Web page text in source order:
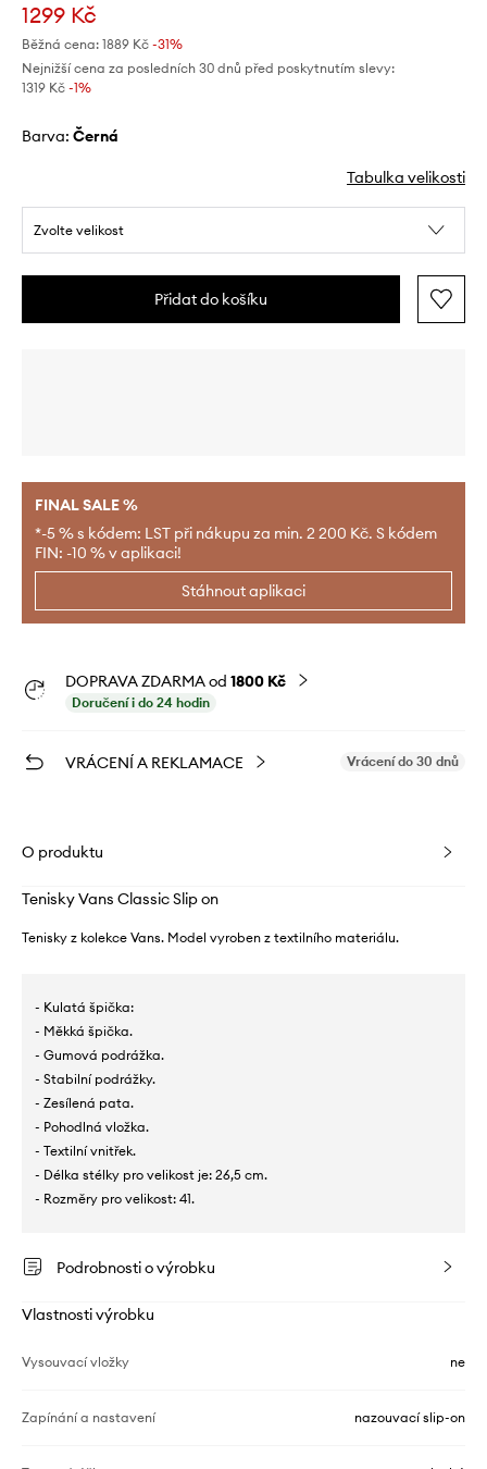
1299 Kč
Běžná cena: 1889 Kč -31%
Nejnižší cena za posledních 30 dnů před poskytnutím slevy:
1319 Kč -1%
Barva: černá
Tabulka velikosti
Zvolte velikost
Přidat do košíku
FINAL SALE %
*-5 % s kódem: LST při nákupu za min. 2 200 Kč. S kódem
FIN: -10 % v aplikaci!
Stáhnout aplikaci
DOPRAVA ZDARMA od 1800 Kč
Doručení i do 24 hodin
VRÁCENÍ A REKLAMACE Vrácení do 30 dnů
O produktu
Tenisky Vans Classic Slip on
Tenisky z kolekce Vans. Model vyroben z textilního materiálu.
- Kulatá špička:
- Měkká špička.
- Gumová podrážka.
- Stabilní podrážky.
- Zesílená pata.
- Pohodlná vložka.
- Textilní vnitřek.
- Délka stélky pro velikost je: 26,5 cm.
- Rozměry pro velikost: 41.
Podrobnosti o výrobku
Vlastnosti výrobku
Vysouvací vložky ne
Zapínání a nastavení nazouvací slip-on